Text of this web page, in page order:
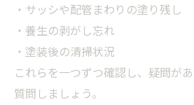
・サッシや配管まわりの塗り残し
・養生の剥がし忘れ
・塗装後の清掃状況
これらを一つずつ確認し、疑問が
質問しましょう。